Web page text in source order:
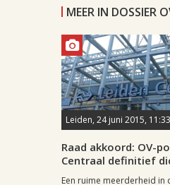
MEER IN DOSSIER
Leiden, 24 juni 2015, 11:33
Raad akkoord: OV-
Centraal definitief
Een ruime meerderheid in